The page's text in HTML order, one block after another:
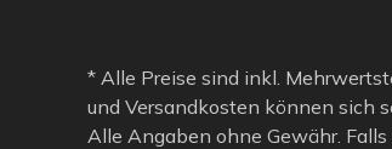
* Alle Preise sind inkl.
und Versandkosten können sich
Alle Angaben ohne Gewähr.